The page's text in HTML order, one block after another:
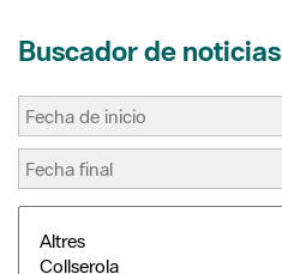
Buscador de noticias